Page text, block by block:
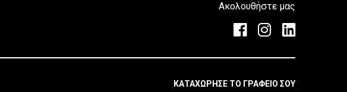
Ακολουθήστε μας
ΚΑΤΑΧΩΡΗΣΕ ΤΟ ΓΡΑΦΕΙΟ ΣΟΥ